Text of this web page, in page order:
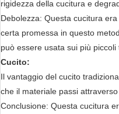
rigidezza della cucitura e
Debolezza: Questa cucitura
certa promessa in questo
può essere usata sui più piccoli
Cucito:
Il vantaggio del cucito
che il materiale passi attraverso
Conclusione: Questa cucitura